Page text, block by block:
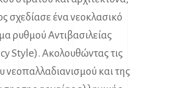
σχεδίασε ένα νεοκλασικό
ρυθμού Αντιβασιλείας
Style). Ακολουθώντας τις
νεοπαλλαδιανισμού και της